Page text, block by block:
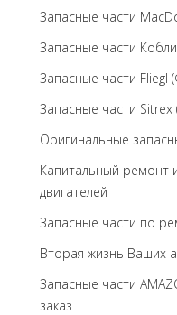
Запасные части
Запасные части
Запасные части Fliegl
Запасные части Sitrex
Оригинальные
Капитальный ремонт
двигателей
Запасные части по
Вторая жизнь Ваших
Запасные части
заказ